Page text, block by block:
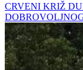
CRVENI KRIŽ